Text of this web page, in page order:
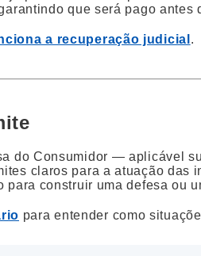
que será pago antes
a recuperação judicial .
do Consumidor — aplicável
claros para a atuação das
construir uma defesa ou
para entender como